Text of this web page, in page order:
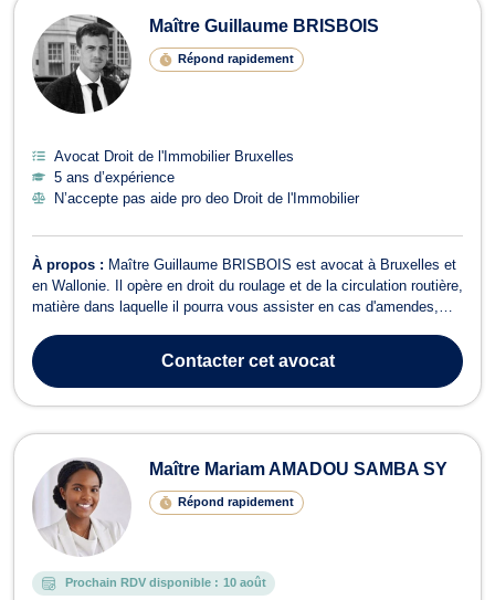
Maître Guillaume BRISBOIS
Répond rapidement
Avocat Droit de l'Immobilier Bruxelles
5 ans d’expérience
N’accepte pas aide pro deo Droit de l'Immobilier
À propos : Maître Guillaume BRISBOIS est avocat à Bruxelles et
en Wallonie. Il opère en droit du roulage et de la circulation routière,
matière dans laquelle il pourra vous assister en cas d'amendes,
ne manquera pas de vous représenter devant les Tribunaux de
police ...
Contactercet avocat
Maître Mariam AMADOU SAMBA SY
Répond rapidement
Prochain RDV disponible : 10 août